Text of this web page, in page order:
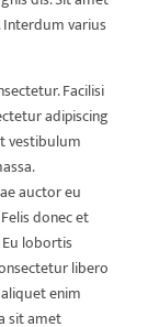
varius
Facilisi
adipiscing
vestibulum
auctor eu
donec et
lobortis
libero
enim
sit amet